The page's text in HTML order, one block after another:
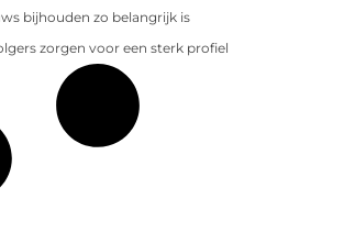
bijhouden zo belangrijk is
zorgen voor een sterk profiel